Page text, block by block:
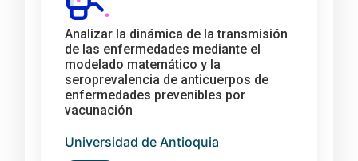
Analizar la dinámica de la transmisión
de las enfermedades mediante el
modelado matemático y la
seroprevalencia de anticuerpos de
enfermedades prevenibles por
vacunación
Universidad de Antioquia